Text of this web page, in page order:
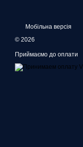
Мобільна версія
© 2026
Приймаємо до оплати